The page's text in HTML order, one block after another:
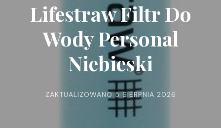
Lifestraw Filtr Do
Wody Personal
Niebieski
ZAKTUALIZOWANO5 SIERPNIA 2026